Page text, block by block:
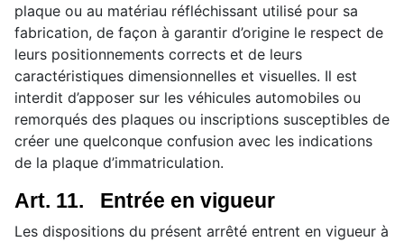
plaque ou au matériau réfléchissant utilisé pour sa
fabrication, de façon à garantir d’origine le respect de
leurs positionnements corrects et de leurs
caractéristiques dimensionnelles et visuelles. Il est
interdit d’apposer sur les véhicules automobiles ou
remorqués des plaques ou inscriptions susceptibles de
créer une quelconque confusion avec les indications
de la plaque d’immatriculation.
Art. 11. Entrée en vigueur
Les dispositions du présent arrêté entrent en vigueur à